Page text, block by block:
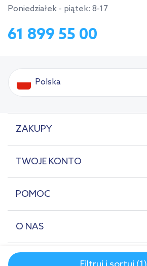
Poniedziałek - piątek: 8-17
61 899 55 00
Polska
ZAKUPY
TWOJE KONTO
POMOC
O NAS